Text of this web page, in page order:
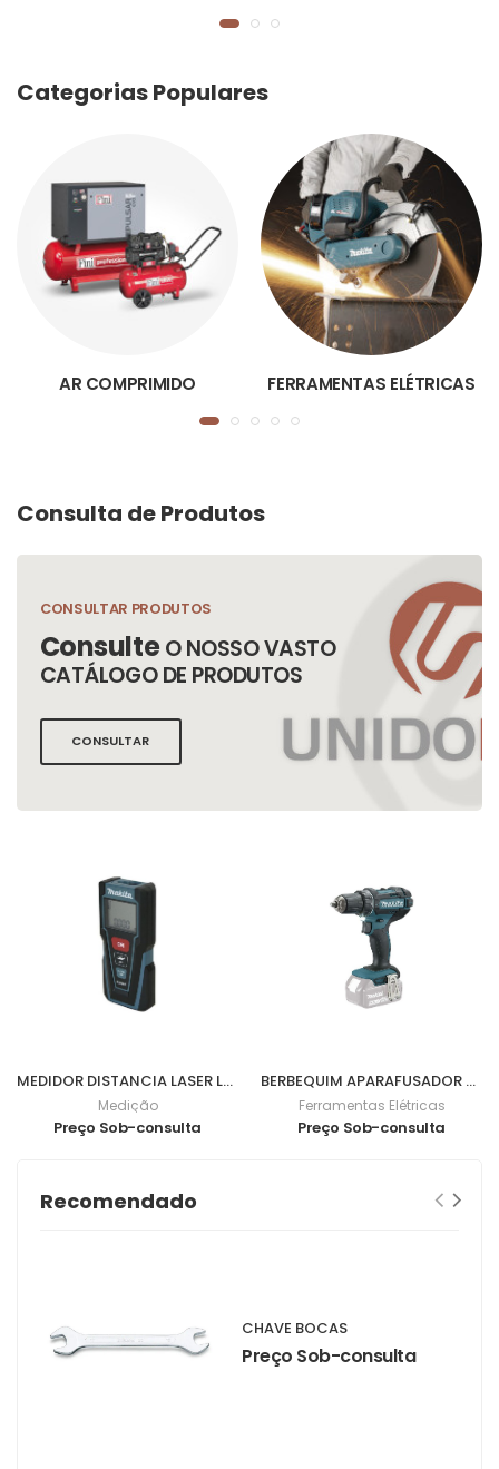
Categorias Populares
AR COMPRIMIDO FERRAMENTAS ELÉTRICAS
Consulta de Produtos
CONSULTAR PRODUTOS
ConsulteO NOSSO VASTO
CATÁLOGO DE PRODUTOS
CONSULTAR
MEDIDOR DISTANCIA LASER LD030P
Medição
Preço Sob-consulta
BERBEQUIM APARAFUSADOR BL 18V 62Nm DDF482Z
Ferramentas Elétricas
Preço Sob-consulta
Recomendado
CHAVE BOCAS
Preço Sob-consulta